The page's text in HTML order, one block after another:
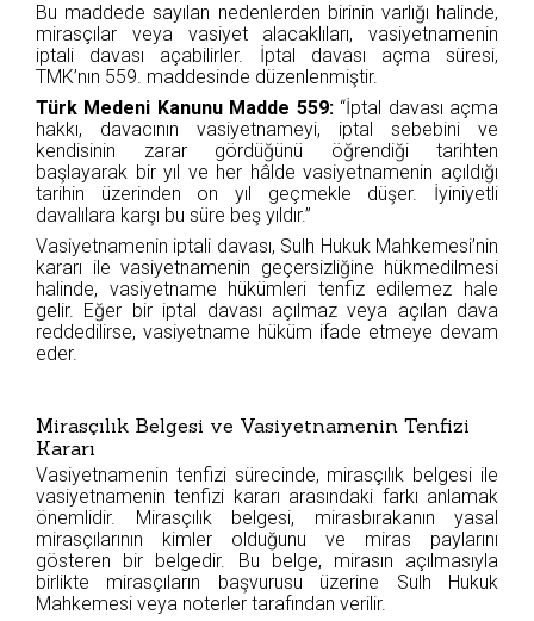
Bu maddede sayılan nedenlerden birinin varlığı halinde,
mirasçılar veya vasiyet alacaklıları, vasiyetnamenin
iptali davası açabilirler. İptal davası açma süresi,
TMK’nın 559. maddesinde düzenlenmiştir.
Türk Medeni Kanunu Madde 559:“İptal davası açma
hakkı, davacının vasiyetnameyi, iptal sebebini ve
kendisinin zarar gördüğünü öğrendiği tarihten
başlayarak bir yıl ve her hâlde vasiyetnamenin açıldığı
tarihin üzerinden on yıl geçmekle düşer. İyiniyetli
davalılara karşı bu süre beş yıldır.”
Vasiyetnamenin iptali davası, Sulh Hukuk Mahkemesi’nin
kararı ile vasiyetnamenin geçersizliğine hükmedilmesi
halinde, vasiyetname hükümleri tenfiz edilemez hale
gelir. Eğer bir iptal davası açılmaz veya açılan dava
reddedilirse, vasiyetname hüküm ifade etmeye devam
eder.
Mirasçılık Belgesi ve Vasiyetnamenin Tenfizi
Kararı
Vasiyetnamenin tenfizi sürecinde, mirasçılık belgesi ile
vasiyetnamenin tenfizi kararı arasındaki farkı anlamak
önemlidir. Mirasçılık belgesi, mirasbırakanın yasal
mirasçılarının kimler olduğunu ve miras paylarını
gösteren bir belgedir. Bu belge, mirasın açılmasıyla
birlikte mirasçıların başvurusu üzerine Sulh Hukuk
Mahkemesi veya noterler tarafından verilir.